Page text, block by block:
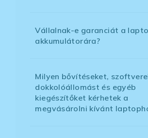
Vállalnak-e garanciát a
akkumulátorára?
Milyen bővítéseket,
dokkolóállomást és egyéb
kiegészítőket kérhetek a
megvásárolni kívánt